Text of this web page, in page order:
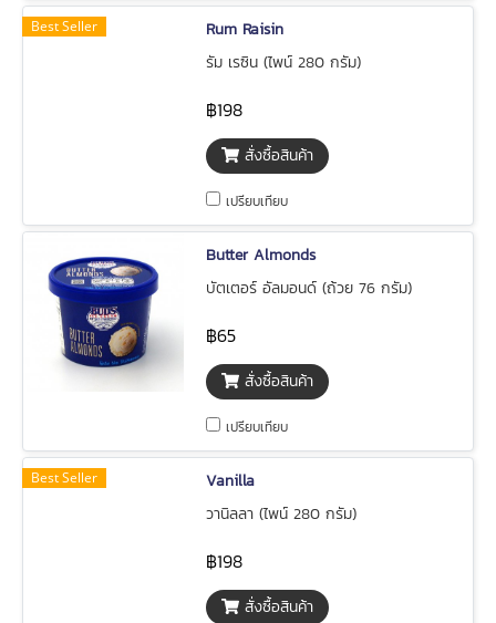
Best Seller
Rum Raisin
รัม เรซิน (ไพน์ 280 กรัม)
฿198
สั่งซื้อสินค้า
เปรียบเทียบ
Butter Almonds
บัตเตอร์ อัลมอนด์ (ถ้วย 76 กรัม)
฿65
สั่งซื้อสินค้า
เปรียบเทียบ
Best Seller
Vanilla
วานิลลา (ไพน์ 280 กรัม)
฿198
สั่งซื้อสินค้า